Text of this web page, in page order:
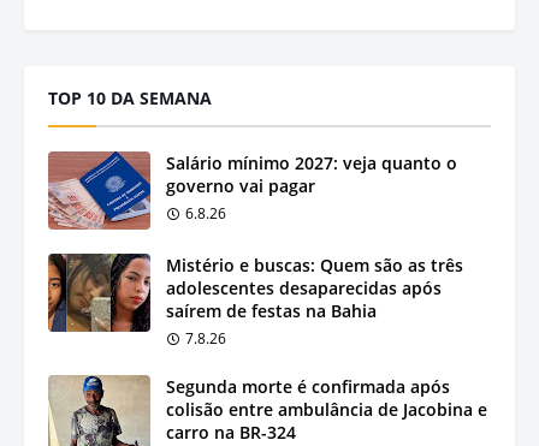
TOP 10 DA SEMANA
Salário mínimo 2027: veja quanto o
governo vai pagar
6.8.26
Mistério e buscas: Quem são as três
adolescentes desaparecidas após
saírem de festas na Bahia
7.8.26
Segunda morte é confirmada após
colisão entre ambulância de Jacobina e
carro na BR-324